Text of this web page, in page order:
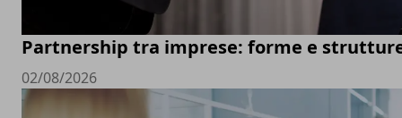
Partnership tra imprese: forme e
02/08/2026